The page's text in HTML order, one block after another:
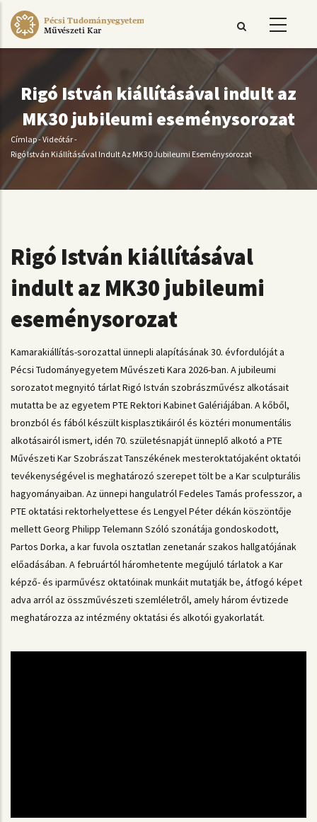
Ugrás
Pécsi Tudományegyetem
Művészeti Kar
Rigó István kiállításával indult az
MK30 jubileumi eseménysorozat
Morzsa
Címlap-Videótár-
Rigó István Kiállításával Indult Az MK30 Jubileumi Eseménysorozat
Rigó István kiállításával
indult az MK30 jubileumi
eseménysorozat
Kamarakiállítás-sorozattal ünnepli alapításának 30. évfordulóját a
Pécsi Tudományegyetem Művészeti Kara 2026-ban. A jubileumi
sorozatot megnyitó tárlat Rigó István szobrászművész alkotásait
mutatta be az egyetem PTE Rektori Kabinet Galériájában. A kőből,
bronzból és fából készült kisplasztikáiról és köztéri monumentális
alkotásairól ismert, idén 70. születésnapját ünneplő alkotó a PTE
Művészeti Kar Szobrászat Tanszékének mesteroktatójaként oktatói
tevékenységével is meghatározó szerepet tölt be a Kar sculpturális
hagyományaiban. Az ünnepi hangulatról Fedeles Tamás professzor, a
PTE oktatási rektorhelyettese és Lengyel Péter dékán köszöntője
mellett Georg Philipp Telemann Szóló szonátája gondoskodott,
Partos Dorka, a kar fuvola osztatlan zenetanár szakos hallgatójának
előadásában. A februártól háromhetente megújuló tárlatok a Kar
képző- és iparművész oktatóinak munkáit mutatják be, átfogó képet
adva arról az összművészeti szemléletről, amely három évtizede
meghatározza az intézmény oktatási és alkotói gyakorlatát.